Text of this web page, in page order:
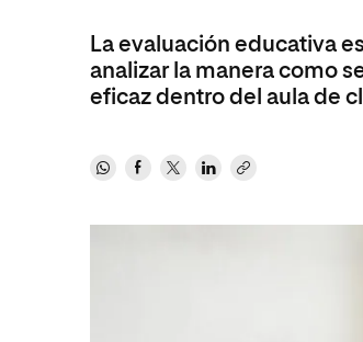
Administración de la Salud
Ciencias Sociales y del Trabajo
Diseño
Educación
Administración de la Salud
Marketing y Comunicación
La evaluación educativa
analizar la manera como
eficaz dentro del aula de